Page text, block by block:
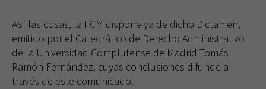
Así las cosas, la FCM dispone ya de dicho Dictamen,
emitido por el Catedrático de Derecho Administrativo
de la Universidad Complutense de Madrid Tomás
Ramón Fernández, cuyas conclusiones difunde a
través de este comunicado.